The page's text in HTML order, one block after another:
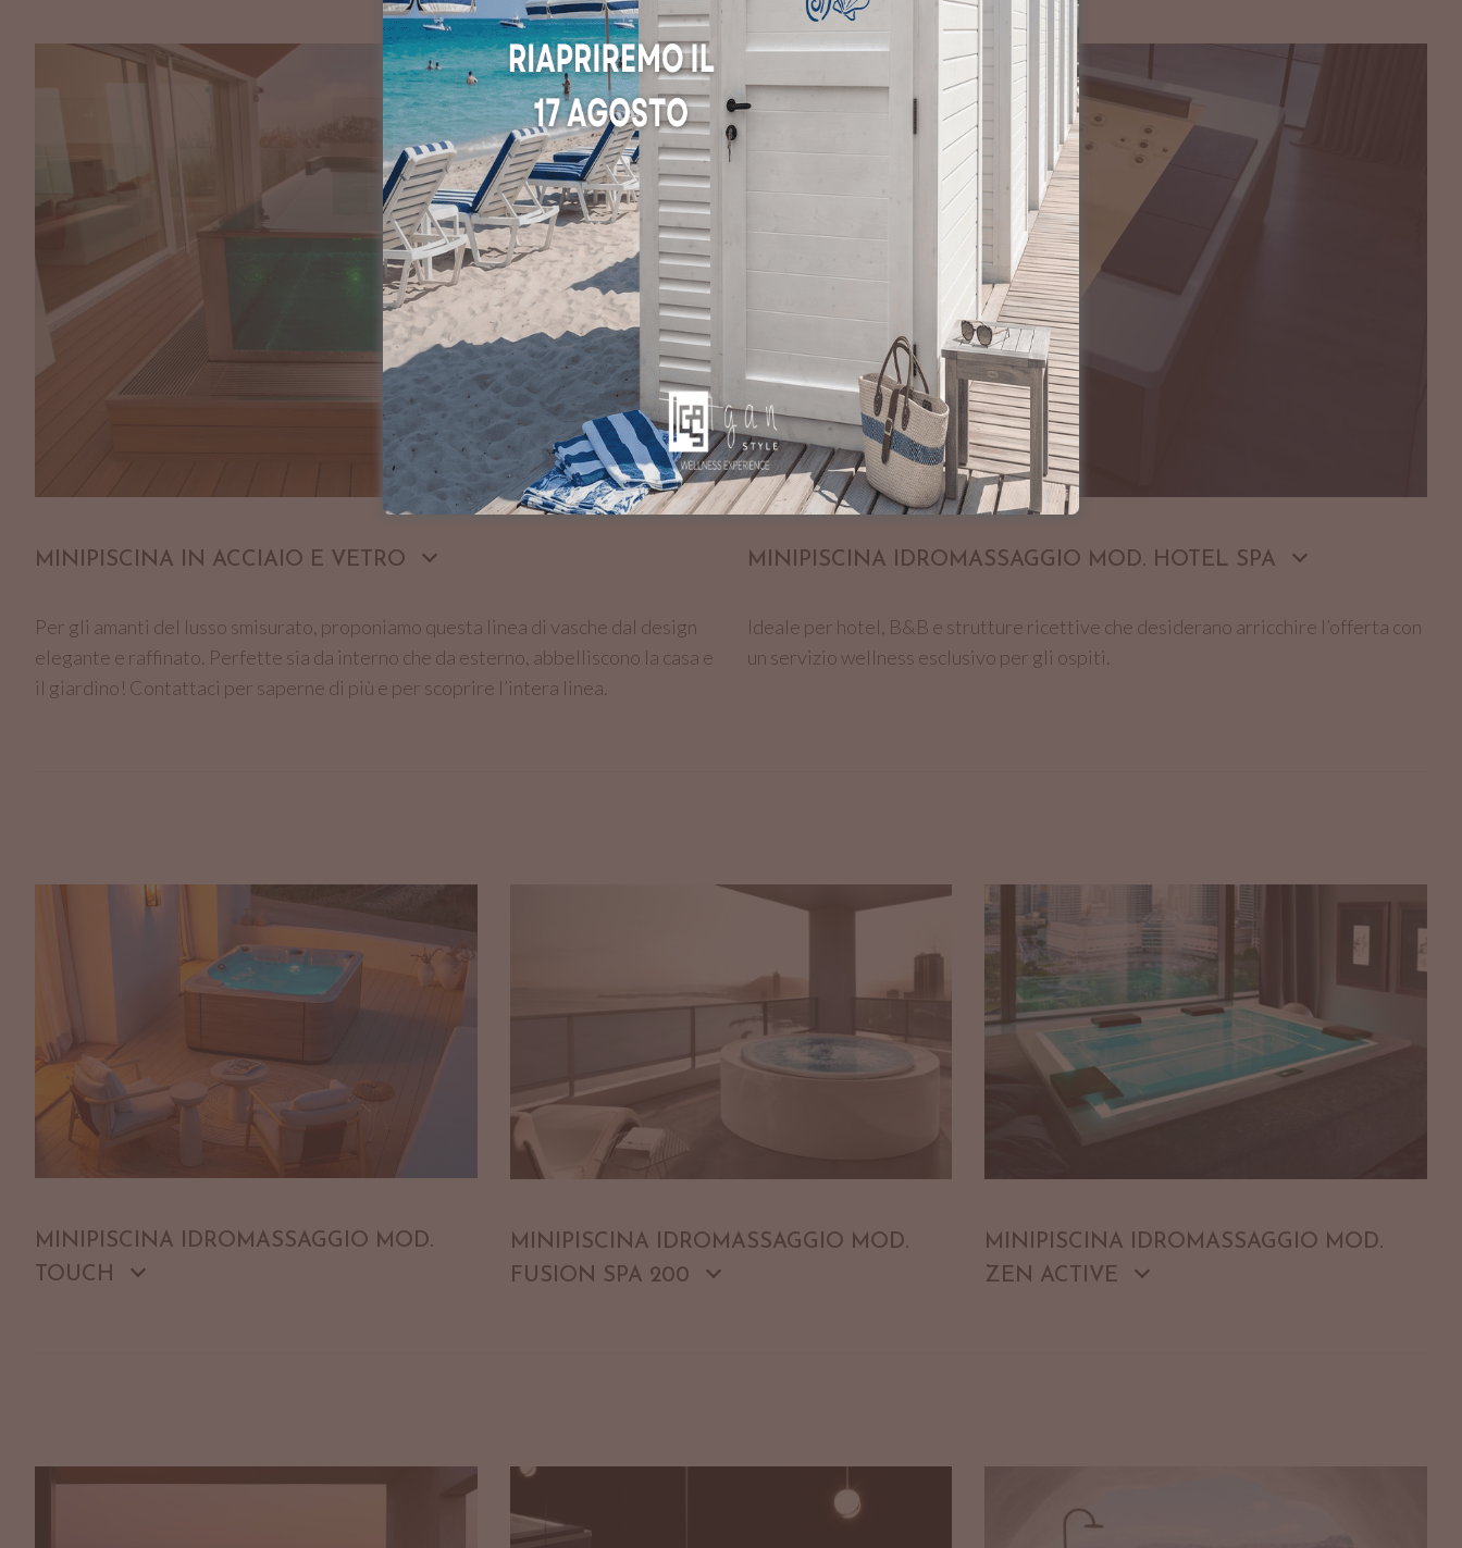
MINIPISCINA IN ACCIAIO E VETRO
Per gli amanti del lusso smisurato, proponiamo questa linea di vasche dal design
elegante e raffinato. Perfette sia da interno che da esterno, abbelliscono la casa e
il giardino! Contattaci per saperne di più e per scoprire l’intera linea.
MINIPISCINA IDROMASSAGGIO MOD. HOTEL SPA
Ideale per hotel, B&B e strutture ricettive che desiderano arricchire l’offerta con
un servizio wellness esclusivo per gli ospiti.
MINIPISCINA IDROMASSAGGIO MOD.
TOUCH
MINIPISCINA IDROMASSAGGIO MOD.
FUSION SPA 200
MINIPISCINA IDROMASSAGGIO MOD.
ZEN ACTIVE